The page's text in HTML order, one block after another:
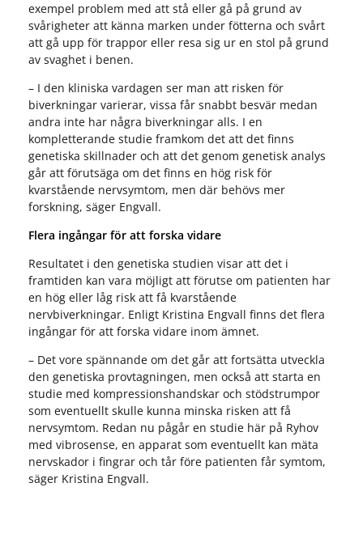
exempel problem med att stå eller gå på grund av
svårigheter att känna marken under fötterna och svårt
att gå upp för trappor eller resa sig ur en stol på grund
av svaghet i benen.
– I den kliniska vardagen ser man att risken för
biverkningar varierar, vissa får snabbt besvär medan
andra inte har några biverkningar alls. I en
kompletterande studie framkom det att det finns
genetiska skillnader och att det genom genetisk analys
går att förutsäga om det finns en hög risk för
kvarstående nervsymtom, men där behövs mer
forskning, säger Engvall.
Flera ingångar för att forska vidare
Resultatet i den genetiska studien visar att det i
framtiden kan vara möjligt att förutse om patienten har
en hög eller låg risk att få kvarstående
nervbiverkningar. Enligt Kristina Engvall finns det flera
ingångar för att forska vidare inom ämnet.
– Det vore spännande om det går att fortsätta utveckla
den genetiska provtagningen, men också att starta en
studie med kompressionshandskar och stödstrumpor
som eventuellt skulle kunna minska risken att få
nervsymtom. Redan nu pågår en studie här på Ryhov
med vibrosense, en apparat som eventuellt kan mäta
nervskador i fingrar och tår före patienten får symtom,
säger Kristina Engvall.